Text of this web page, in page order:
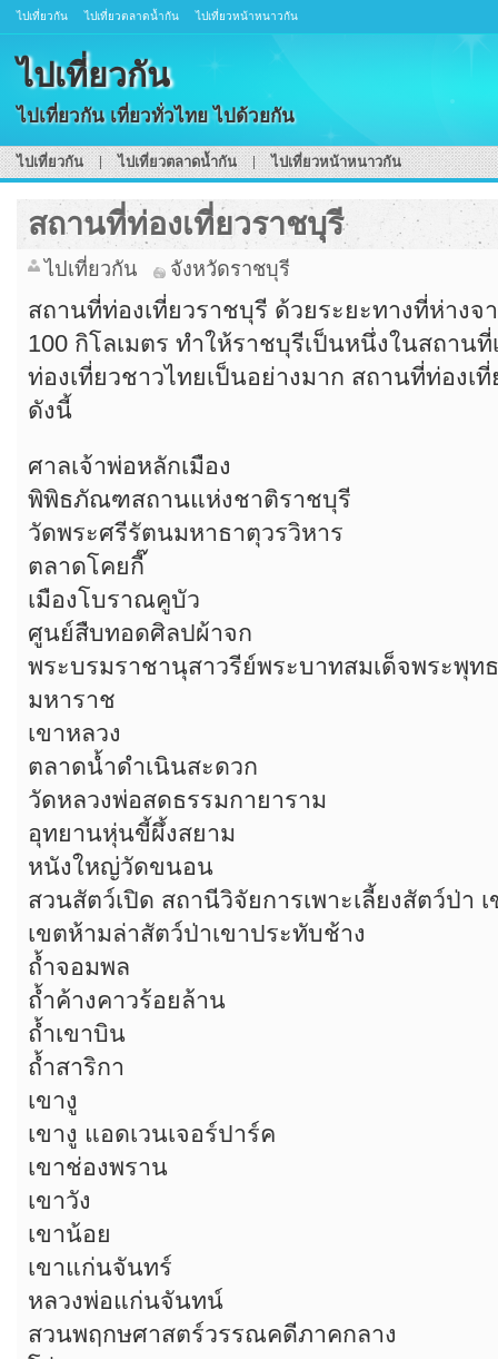
ไปเที่ยวกัน ไปเที่ยวตลาดน้ำกัน ไปเที่ยวหน้าหนาวกัน
ไปเที่ยวกัน
ไปเที่ยวกัน เที่ยวทั่วไทย ไปด้วยกัน
ไปเที่ยวกัน ไปเที่ยวตลาดน้ำกัน ไปเที่ยวหน้าหนาวกัน
สถานที่ท่องเที่ยวราชบุรี
ไปเที่ยวกัน จังหวัดราชบุรี
สถานที่ท่องเที่ยวราชบุรี ด้วยระยะทางที่ห่างจ
100 กิโลเมตร ทำให้ราชบุรีเป็นหนึ่งในสถาน
ท่องเที่ยวชาวไทยเป็นอย่างมาก สถานที่ท่องเ
ดังนี้
ศาลเจ้าพ่อหลักเมือง
พิพิธภัณฑสถานแห่งชาติราชบุรี
วัดพระศรีรัตนมหาธาตุวรวิหาร
ตลาดโคยกี๊
เมืองโบราณคูบัว
ศูนย์สืบทอดศิลปผ้าจก
พระบรมราชานุสาวรีย์พระบาทสมเด็จพระพุท
มหาราช
เขาหลวง
ตลาดน้ำดำเนินสะดวก
วัดหลวงพ่อสดธรรมกายาราม
อุทยานหุ่นขี้ผึ้งสยาม
หนังใหญ่วัดขนอน
สวนสัตว์เปิด สถานีวิจัยการเพาะเลี้ยงสัตว์ป่า
เขตห้ามล่าสัตว์ป่าเขาประทับช้าง
ถ้ำจอมพล
ถ้ำค้างคาวร้อยล้าน
ถ้ำเขาบิน
ถ้ำสาริกา
เขางู
เขางู แอดเวนเจอร์ปาร์ค
เขาช่องพราน
เขาวัง
เขาน้อย
เขาแก่นจันทร์
หลวงพ่อแก่นจันทน์
สวนพฤกษศาสตร์วรรณคดีภาคกลาง